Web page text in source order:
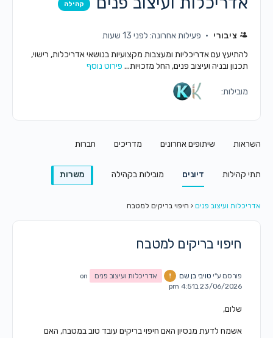
קהילה
ציבורי
פעילות אחרונה: לפני 13 שעות
להתיעץ עם אדריכליות ומעצבות מקצועיות בנושאי אדריכלות, רישוי,
תכנון ובניה ועיצוב פנים, החל מזכויות...פירוט נוסף
מובילות:
השראות שיתופים אחרונים מדריכים חברות
תתי קהילות דיונים מובילות בקהילה משרות
אדריכלות ועיצוב פנים ‹ חיפוי בריקים למטבח
חיפוי בריקים למטבח
פורסם ע"יטויבי בן שם אדריכלות ועיצוב פנים
on
23/06/2026 ב4:51 pm
שלום,
אשמח לדעת מנסיון האם חיפוי בריקים עובד טוב במטבח, האם